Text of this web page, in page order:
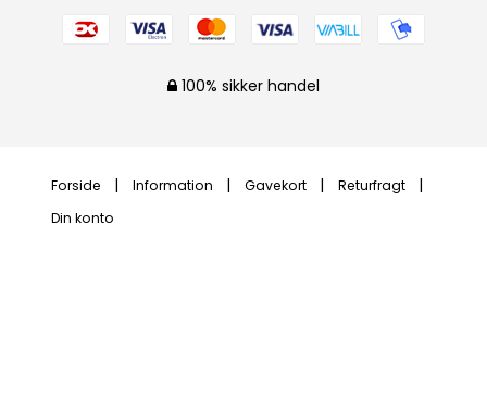
100% sikker handel
Forside Information Gavekort
Returfragt
Din konto